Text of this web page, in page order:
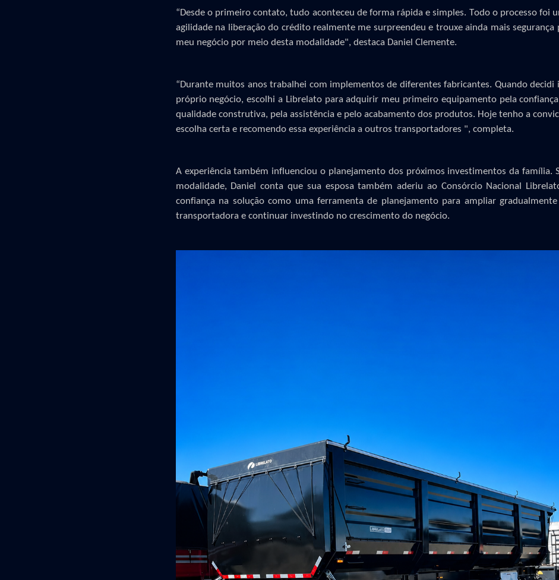
“Desde o primeiro contato, tudo aconteceu de forma rápida e simples. Todo o processo foi
agilidade na liberação do crédito realmente me surpreendeu e trouxeainda mais segurança
meu negóciopor meio desta modalidade", destaca Daniel Clemente.
“Durante muitos anos trabalhei com implementos de diferentes fabricantes. Quando decidi
próprio negócio, escolhi a Librelato para adquirir meu primeiro equipamento pela
qualidade construtiva, pela assistência e pelo acabamento dos produtos. Hoje tenho a
escolha certa e recomendo essa experiência a outros transportadores ", completa.
A experiência também influenciou o planejamento dos próximos investimentos da família.
modalidade, Daniel conta que sua esposa também aderiu ao Consórcio Nacional
confiança na solução como uma ferramenta de planejamento para ampliar
transportadora e continuar investindo no crescimento do negócio.